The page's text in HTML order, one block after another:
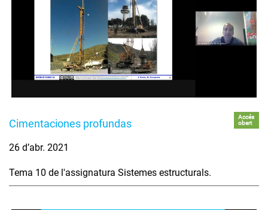
Cimentaciones profundas
Accés
obert
26 d’abr. 2021
Tema 10 de l'assignatura Sistemes estructurals.